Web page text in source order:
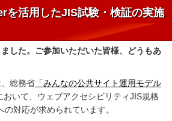
を活用したJIS試験・検証の実施
した。ご参加いただいた皆様、どうもあ
総務省 「みんなの公共サイト運用モデル
おいて、ウェブアクセシビリティJIS規格
の対応が求められています。